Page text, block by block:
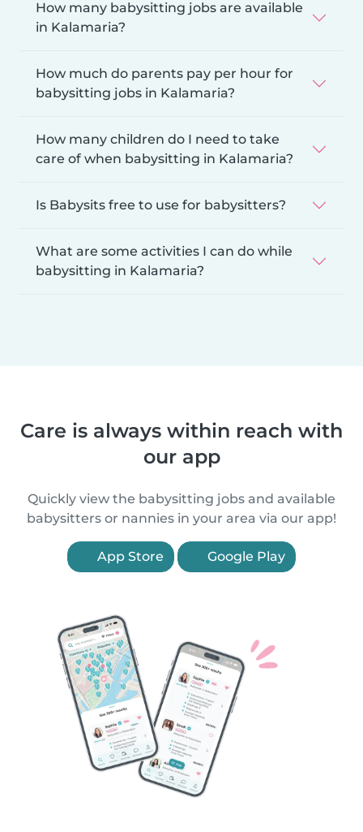
How many babysitting jobs are available
in Kalamaria?
How much do parents pay per hour for
babysitting jobs in Kalamaria?
How many children do I need to take
care of when babysitting in Kalamaria?
Is Babysits free to use for babysitters?
What are some activities I can do while
babysitting in Kalamaria?
Care is always within reach with
our app
Quickly view the babysitting jobs and available
babysitters or nannies in your area via our app!
App Store Google Play